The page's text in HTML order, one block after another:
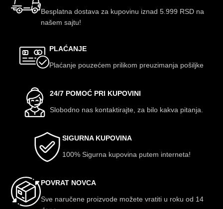
Besplatna dostava za kupovinu iznad 5.999 RSD na
našem sajtu!
PLAĆANJE
Plaćanje pouzećem prilikom preuzimanja pošiljke
24/7 POMOĆ PRI KUPOVINI
Slobodno nas kontaktirajte, za bilo kakva pitanja.
SIGURNA KUPOVINA
100% Sigurna kupovina putem interneta!
POVRAT NOVCA
Sve naručene proizvode možete vratiti u roku od 14